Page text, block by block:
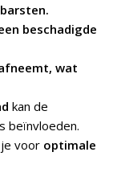
beschadigde
wat
kan de
beïnvloeden.
voor optimale